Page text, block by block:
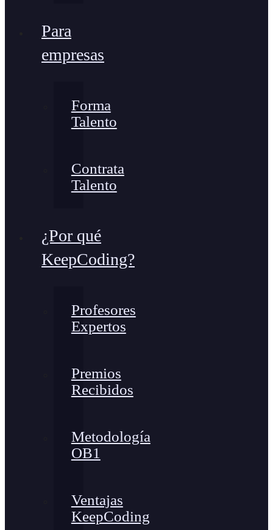
Para
empresas
Forma
Talento
Contrata
Talento
¿Por qué
KeepCoding?
Profesores
Expertos
Premios
Recibidos
Metodología
OB1
Ventajas
KeepCoding